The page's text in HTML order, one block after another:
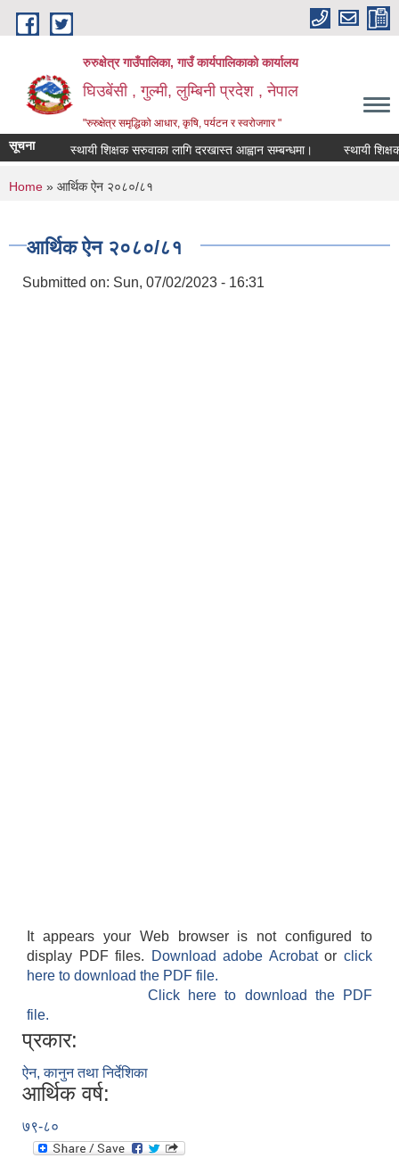
Skip to main content
रुरुक्षेत्र गाउँपालिका, गाउँ कार्यपालिकाको कार्यालय
घिउबेंसी , गुल्मी, लुम्बिनी प्रदेश , नेपाल
"रुरुक्षेत्र समृद्धिको आधार, कृषि, पर्यटन र स्वरोजगार "
सूचना स्थायी शिक्षक सरुवाका लागि दरखास्त आह्वान सम्बन्धमा। स्थायी शिक्षक
You are here
Home » आर्थिक ऐन २०८०/८१
आर्थिक ऐन २०८०/८१
Submitted on: Sun, 07/02/2023 - 16:31
It appears your Web browser is not configured to
display PDF files.
Download adobe Acrobatorclick
here to download the PDF file.
Click here to download the PDF
file.
प्रकार:
ऐन, कानुन तथा निर्देशिका
आर्थिक वर्ष:
७९-८०